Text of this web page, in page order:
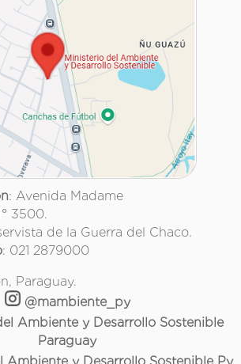
: Avenida Madame
3500.
de la Guerra del Chaco.
: 021 2879000
Paraguay.
@mambiente_py
Ambiente y Desarrollo Sostenible
Paraguay